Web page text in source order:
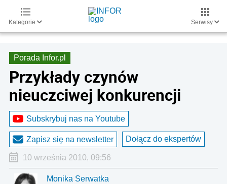
Kategorie Serwisy
Porada Infor.pl
Przykłady czynów
nieuczciwej konkurencji
Subskrybuj nas na Youtube
Zapisz się na newsletter Dołącz do ekspertów
10 września 2010, 09:56
Monika Serwatka